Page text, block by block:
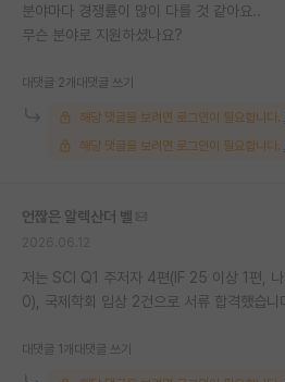
분야마다 경쟁률이 많이 다를 것 같아요..
무슨 분야로 지원하셨나요?
대댓글 2개 대댓글 쓰기
해당 댓글을 보려면 로그인이 필요합니다.
해당 댓글을 보려면 로그인이 필요합니다.
언짢은 알렉산더 벨
저는 SCI Q1 주저자 4편(IF 25 이상 1편,
0), 국제학회 입상 2건으로 서류 합격했습니
대댓글 1개 대댓글 쓰기